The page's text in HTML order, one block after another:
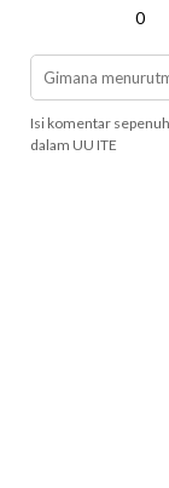
0
Isi komentar
dalam UU ITE